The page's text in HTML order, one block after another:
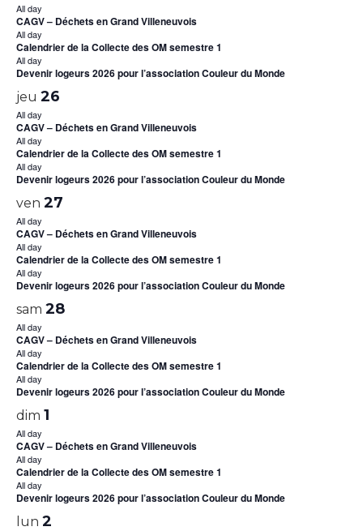
All day
CAGV – Déchets en Grand Villeneuvois
All day
Calendrier de la Collecte des OM semestre 1
All day
Devenir logeurs 2026 pour l’association Couleur du Monde
jeu 26
All day
CAGV – Déchets en Grand Villeneuvois
All day
Calendrier de la Collecte des OM semestre 1
All day
Devenir logeurs 2026 pour l’association Couleur du Monde
ven 27
All day
CAGV – Déchets en Grand Villeneuvois
All day
Calendrier de la Collecte des OM semestre 1
All day
Devenir logeurs 2026 pour l’association Couleur du Monde
sam 28
All day
CAGV – Déchets en Grand Villeneuvois
All day
Calendrier de la Collecte des OM semestre 1
All day
Devenir logeurs 2026 pour l’association Couleur du Monde
dim 1
All day
CAGV – Déchets en Grand Villeneuvois
All day
Calendrier de la Collecte des OM semestre 1
All day
Devenir logeurs 2026 pour l’association Couleur du Monde
lun 2